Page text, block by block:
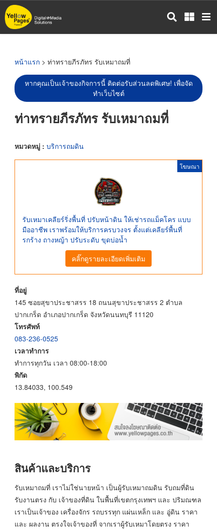
ข้าม
ไป
หน้าแรก > ท่าทรายภีรภัทร รับเหมาถมที่
หากคุณเป็นเจ้าของกิจการนี้ ติดต่อรับส่วนลดพิเศษ! เพื่อจัด
ทำเว็บไซต์
ท่าทรายภีรภัทร รับเหมาถมที่
หมวดหมู่ : บริการถมดิน
โฆษณา
รับเหมาเคลียร์ริ่งพื้นที่ ปรับหน้าดิน ให้เช่ารถแม็คโคร แบบ
มืออาชีพ เราพร้อมให้บริการครบวงจร ตั้งแต่เคลียร์พื้นที่
รกร้าง ถางหญ้า ปรับระดับ ขุดบ่อน้ำ
คลิ๊กดูรายละเอียดเพิ่มเติม
ที่อยู่
145 ซอยสุขาประชาสรร 18 ถนนสุขาประชาสรร 2 ตำบล
ปากเกร็ด อำเภอปากเกร็ด จังหวัดนนทบุรี 11120
โทรศัพท์
083-236-0525
เวลาทำการ
ทำการทุกวัน เวลา 08:00-18:00
พิกัด
13.84033, 100.549
สินค้าและบริการ
รับเหมาถมที่ เราไม่ใช่นายหน้า เป็นผู้รับเหมาถมดิน รับถมที่ดิน
รับงานตรง กับ เจ้าของที่ดิน ในพื้นที่เขตกรุงเทพฯ และ ปริมณฑล
เราเป็นเจ้าของ เครื่องจักร รถบรรทุก แผ่นเหล็ก และ อู่ดิน ราคา
และ ผลงาน ตรงใจเจ้าของที่ จากเราผู้รับเหมาโดยตรง ราคา